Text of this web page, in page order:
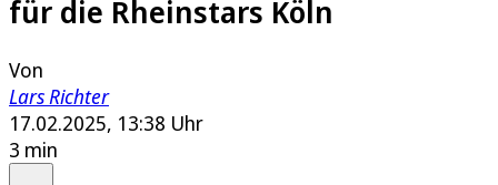
für die Rheinstars Köln
Von
Lars Richter
17.02.2025, 13:38 Uhr
3 min